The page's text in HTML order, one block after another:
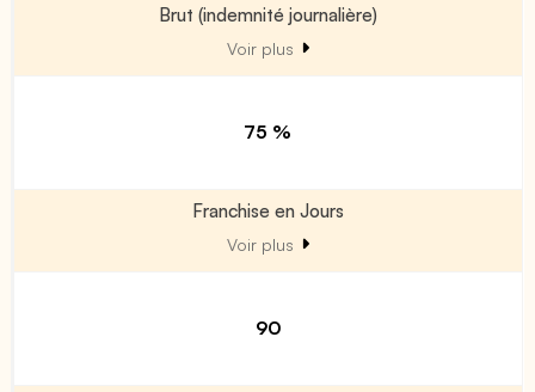
Brut (indemnité journalière)
Voir plus
75 %
Franchise en Jours
Voir plus
90